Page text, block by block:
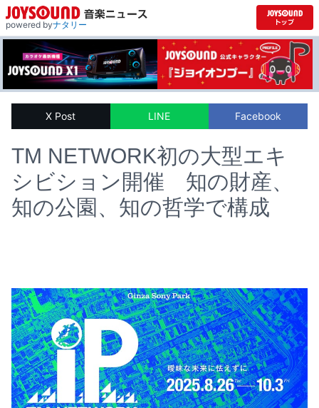
powered byナタリー
X Post LINE Facebook
TM NETWORK初の大型エキ
シビション開催 知の財産、
知の公園、知の哲学で構成